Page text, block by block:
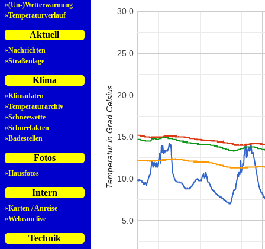
»(Un-)Wetterwarnung
»Temperaturverlauf
Aktuell
»Nachrichten
»Straßenlage
Klima
»Klimadaten
»Temperaturarchiv
»Schneewette
»Schneefakten
»Badestellen
Fotos
»Hausfotos
Intern
»Karten / Anreise
»Webcam live
Technik
5.0
10.0
15.0
20.0
25.0
30.0
Temperatur in Grad Celsius